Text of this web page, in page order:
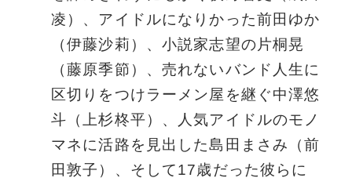
凌）、アイドルになりかった前田ゆか
（伊藤沙莉）、小説家志望の片桐晃
（藤原季節）、売れないバンド⼈生に
区切りをつけラーメン屋を継ぐ中澤悠
斗（上杉柊平）、⼈気アイドルのモノ
マネに活路を見出した島田まさみ（前
田敦子）、そして17歳だった彼らに